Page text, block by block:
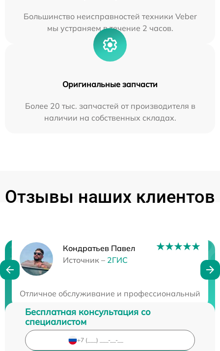
Большинство неисправностей техники Veber
мы устраняем в течение 2 часов.
Оригинальные запчасти
Более 20 тыс. запчастей от производителя в
наличии на собственных складах.
Отзывы наших клиентов
Кондратьев Павел
Источник – 2ГИС
Отличное обслуживание и профессиональный
Нужна консультация?
Бесплатная консультация со
специалистом